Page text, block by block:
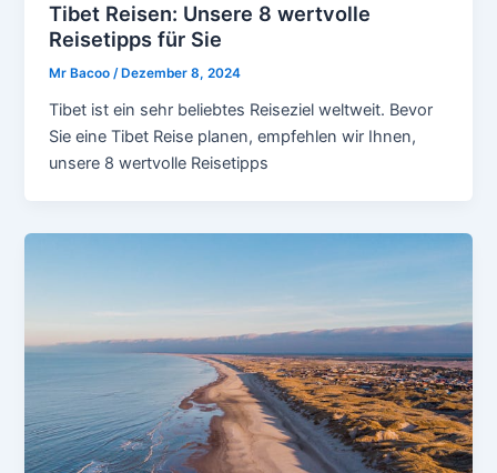
Tibet Reisen: Unsere 8 wertvolle
Reisetipps für Sie
Mr Bacoo/ Dezember 8, 2024
Tibet ist ein sehr beliebtes Reiseziel weltweit. Bevor
Sie eine Tibet Reise planen, empfehlen wir Ihnen,
unsere 8 wertvolle Reisetipps